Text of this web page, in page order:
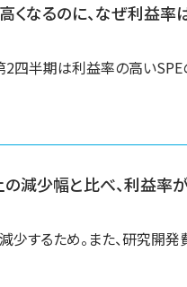
なるのに、なぜ利益率
四半期は利益率の高い
減少幅と比べ、利益率
するため。また、研究開